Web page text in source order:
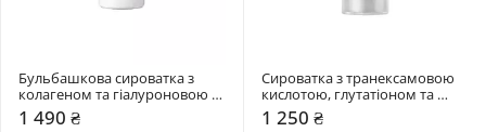
Бульбашкова сироватка з
колагеном та гіалуроновою
кислотою Arocell 70 мл
1 490 ₴
Сироватка з транексамовою
кислотою, глутатіоном та
мелатоніном Arocell 30 мл
1 250 ₴